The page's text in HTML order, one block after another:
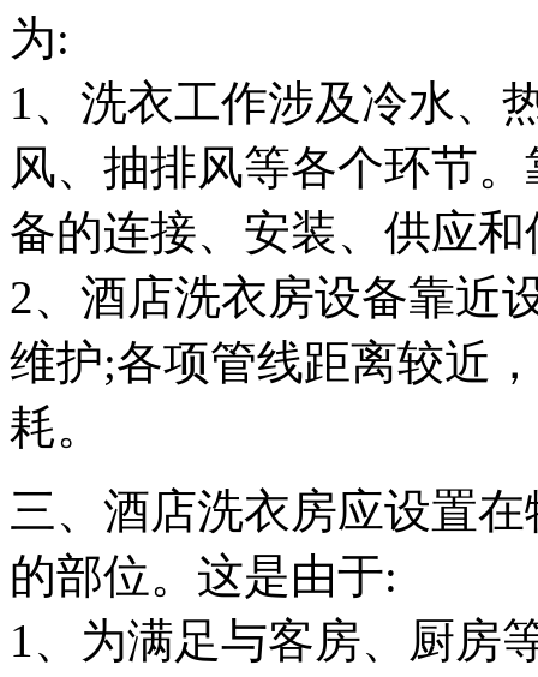
为:
1、洗衣工作涉及冷水、
风、抽排风等各个环节
备的连接、安装、供应和
2、酒店洗衣房设备靠近
维护;各项管线距离较近
耗。
三、酒店洗衣房应设置
的部位。这是由于:
1、为满足与客房、厨房